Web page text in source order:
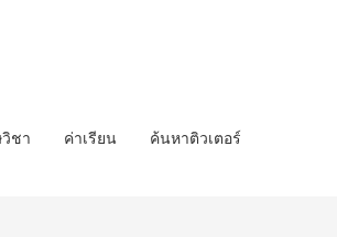
ชา ค่าเรียน ค้นหาติวเตอร์